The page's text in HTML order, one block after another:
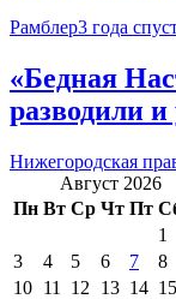
Рамблер3 года
«Бедная
разводили и
Нижегородская
Август 2026
Пн Вт Ср Чт Пт
1
3
4 5 6 7 8
10 11 12 13 14 15